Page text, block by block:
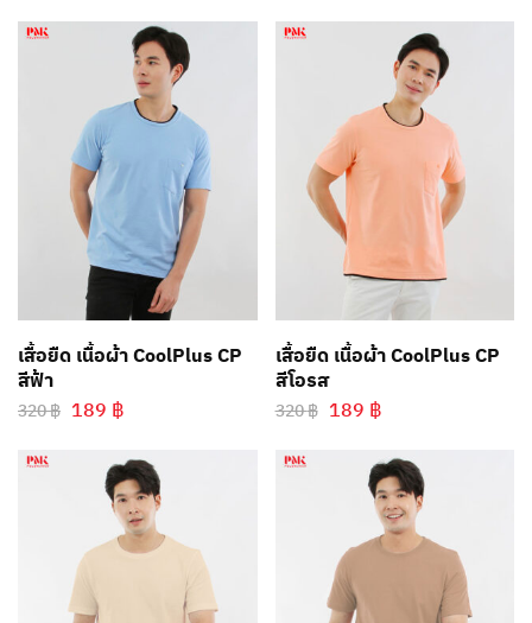
เสื้อยืด เนื้อผ้า CoolPlus CP
สีฟ้า
320฿ 189 ฿
เสื้อยืด เนื้อผ้า CoolPlus CP
สีโอรส
320฿ 189 ฿